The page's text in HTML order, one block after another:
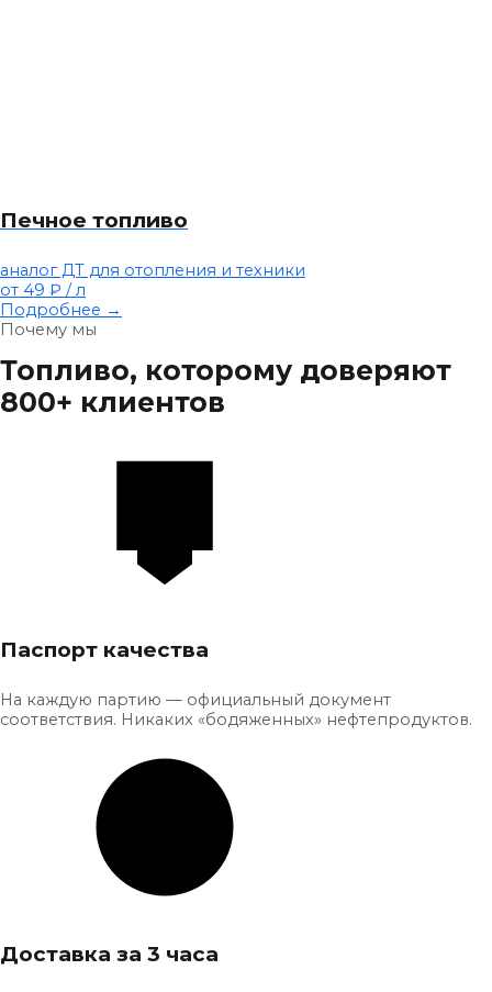
Печное топливо
аналог ДТ для отопления и техники
от 49 ₽ / л
Подробнее →
Почему мы
Топливо, которому доверяют
800+ клиентов
Паспорт качества
На каждую партию — официальный документ
соответствия. Никаких «бодяженных» нефтепродуктов.
Доставка за 3 часа